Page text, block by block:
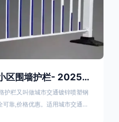
北京锌钢铁艺护栏-小区围墙护栏- 2025年17631598285新报价
护栏又叫做城市交通镀锌喷塑钢
靠,价格优惠。适用城市交通要